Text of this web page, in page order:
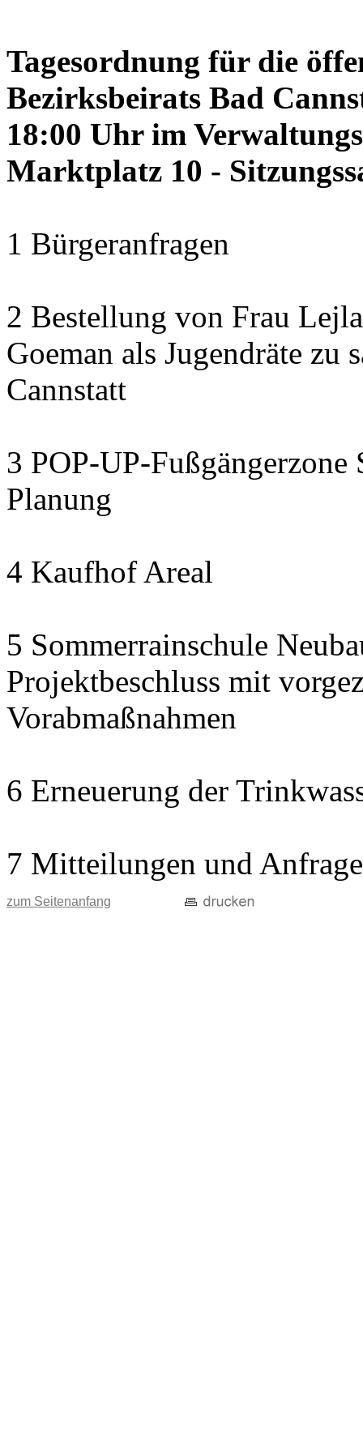
Tagesordnung für die
Bezirksbeirats Bad
18:00 Uhr im
Marktplatz 10 -
1 Bürgeranfragen
2 Bestellung von Frau
Goeman als Jugendräte
Cannstatt
3 POP-UP-Fußgängerzone
Planung
4 Kaufhof Areal
5 Sommerrainschule
Projektbeschluss mit
Vorabmaßnahmen
6 Erneuerung der
7 Mitteilungen und
zum Seitenanfang